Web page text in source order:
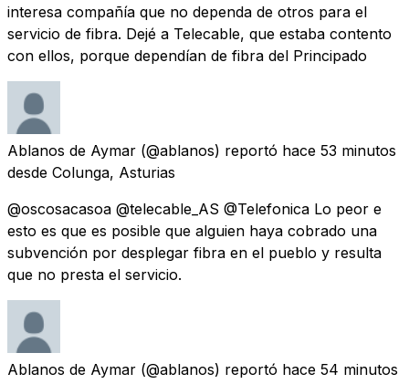
interesa compañía que no dependa de otros para el
servicio de fibra. Dejé a Telecable, que estaba contento
con ellos, porque dependían de fibra del Principado
Ablanos de Aymar (@ablanos) reportó hace 53 minutos
desde Colunga, Asturias
@oscosacasoa @telecable_AS @Telefonica Lo peor e
esto es que es posible que alguien haya cobrado una
subvención por desplegar fibra en el pueblo y resulta
que no presta el servicio.
Ablanos de Aymar (@ablanos) reportó hace 54 minutos